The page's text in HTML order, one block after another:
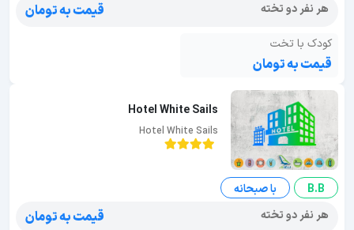
هر نفر دو تخته
قیمت به تومان
کودک با تخت
قیمت به تومان
Hotel White Sails
Hotel White Sails
B.B
با صبحانه
هر نفر دو تخته
قیمت به تومان